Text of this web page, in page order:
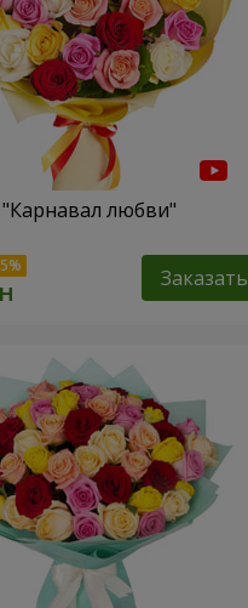
"Карнавал любви"
Заказать